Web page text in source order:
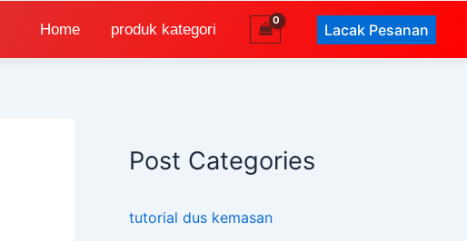
Home produk kategori Lacak Pesanan
Post Categories
tutorial dus kemasan